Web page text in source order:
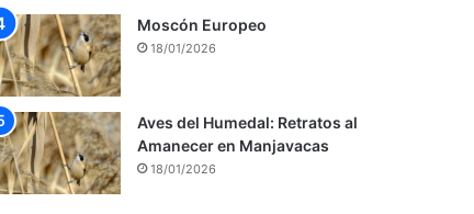
Moscón Europeo
18/01/2026
Aves del Humedal: Retratos al
Amanecer en Manjavacas
18/01/2026